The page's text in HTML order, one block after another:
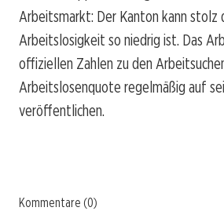
Arbeitsmarkt: Der Kanton kann stolz
Arbeitslosigkeit so niedrig ist. Das
offiziellen Zahlen zu den
Arbeitslosenquote regelmäßig auf
veröffentlichen.
Kommentare (0)